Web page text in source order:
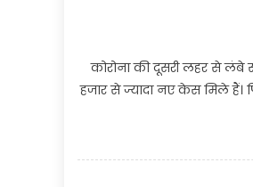
कोरोना की दूसरी लहर से लंबे
हजार से ज्यादा नए केस मिले